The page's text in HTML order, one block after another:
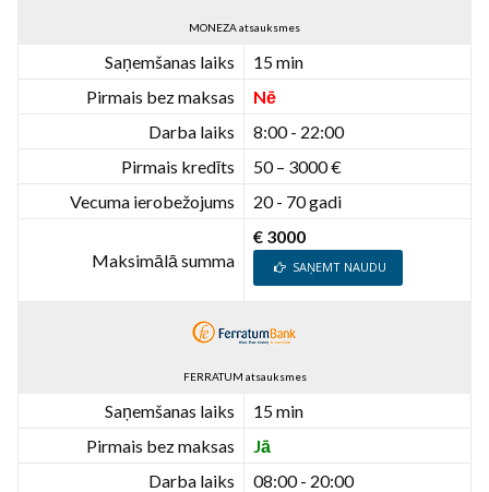
MONEZA atsauksmes
Saņemšanas laiks
15 min
Pirmais bez maksas
Nē
Darba laiks
8:00 - 22:00
Pirmais kredīts
50 – 3000 €
Vecuma ierobežojums
20 - 70 gadi
Maksimālā summa
€ 3000
SAŅEMT NAUDU
FERRATUM atsauksmes
Saņemšanas laiks
15 min
Pirmais bez maksas
Jā
Darba laiks
08:00 - 20:00